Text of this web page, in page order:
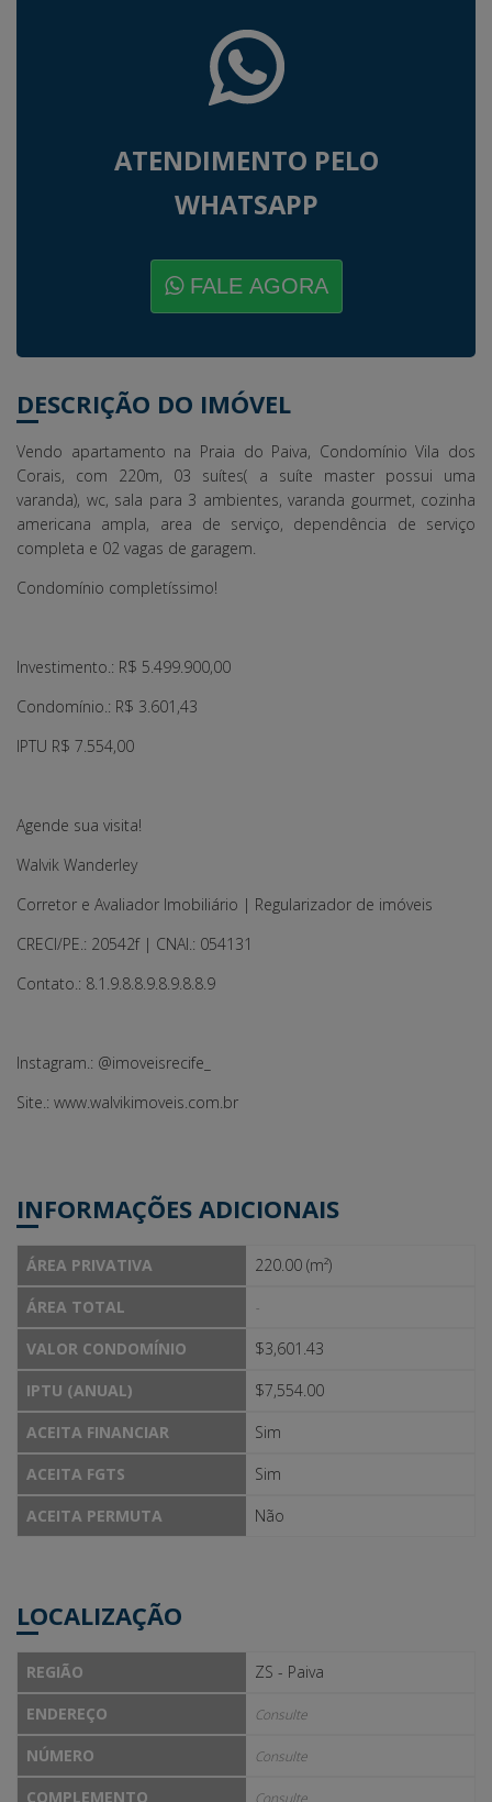
ATENDIMENTO PELO
WHATSAPP
FALE AGORA
DESCRIÇÃO DO IMÓVEL
Vendo apartamento na Praia do Paiva, Condomínio Vila dos
Corais, com 220m, 03 suítes( a suíte master possui uma
varanda), wc, sala para 3 ambientes, varanda gourmet, cozinha
americana ampla, area de serviço, dependência de serviço
completa e 02 vagas de garagem.
Condomínio completíssimo!
Investimento.: R$ 5.499.900,00
Condomínio.: R$ 3.601,43
IPTU R$ 7.554,00
Agende sua visita!
Walvik Wanderley
Corretor e Avaliador Imobiliário | Regularizador de imóveis
CRECI/PE.: 20542f | CNAI.: 054131
Contato.: 8.1.9.8.8.9.8.9.8.8.9
Instagram.: @imoveisrecife_
Site.: www.walvikimoveis.com.br
INFORMAÇÕES ADICIONAIS
ÁREA PRIVATIVA
220.00 (m²)
ÁREA TOTAL
-
VALOR CONDOMÍNIO
$3,601.43
IPTU (ANUAL)
$7,554.00
ACEITA FINANCIAR
Sim
ACEITA FGTS
Sim
ACEITA PERMUTA
Não
LOCALIZAÇÃO
REGIÃO
ZS - Paiva
ENDEREÇO
Consulte
NÚMERO Consulte
COMPLEMENTO